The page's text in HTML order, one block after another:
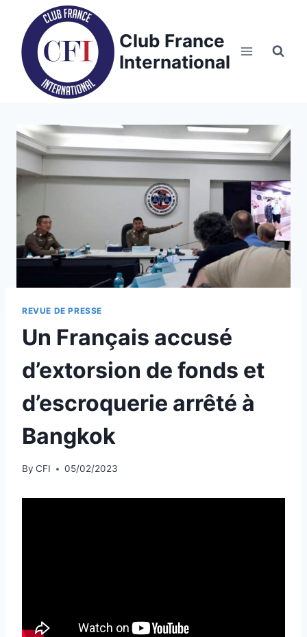
content
Club France
International
REVUE DE PRESSE
Un Français accusé
d’extorsion de fonds et
d’escroquerie arrêté à
Bangkok
By CFI 05/02/2023